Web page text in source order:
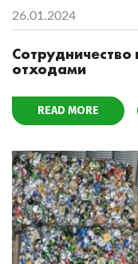
26.01.2024
Сотрудничество
отходами
READ MORE